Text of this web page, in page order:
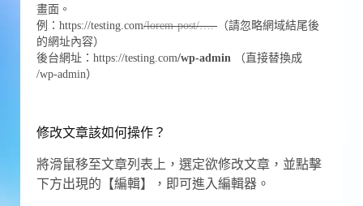
畫面。
例：https://testing.com/lorem-post/…. （請忽略網域結尾後
的網址內容）
後台網址：https://testing.com/wp-admin （直接替換成
/wp-admin）
修改文章該如何操作？
將滑鼠移至文章列表上，選定欲修改文章，並點擊
下方出現的【編輯】，即可進入編輯器。